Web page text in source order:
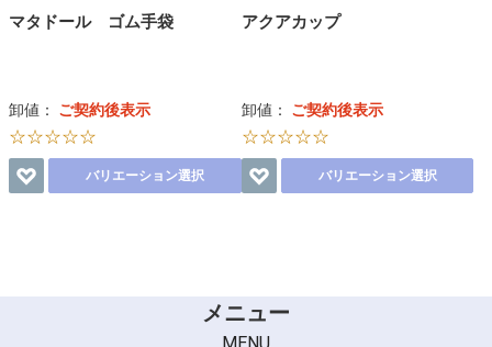
マタドール ゴム手袋
卸値： ご契約後表示
☆☆☆☆☆
バリエーション選択
アクアカップ
卸値： ご契約後表示
☆☆☆☆☆
バリエーション選択
メニュー